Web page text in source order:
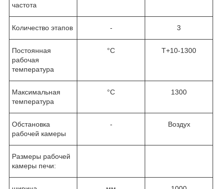
частота
Количество этапов - 3
Постоянная
рабочая
температура
°C T+10-1300
Максимальная
температура
°C 1300
Обстановка
рабочей камеры
- Воздух
Размеры рабочей
камеры печи: